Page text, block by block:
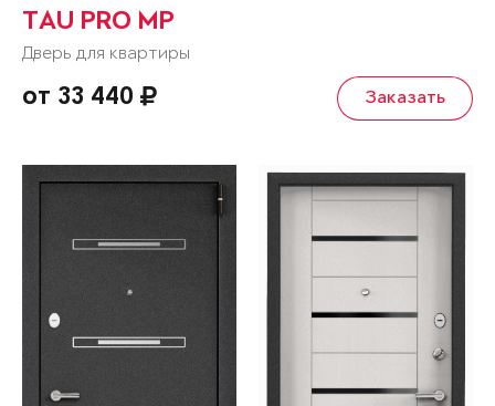
TAU PRO MP
Дверь для квартиры
от 33 440 Заказать